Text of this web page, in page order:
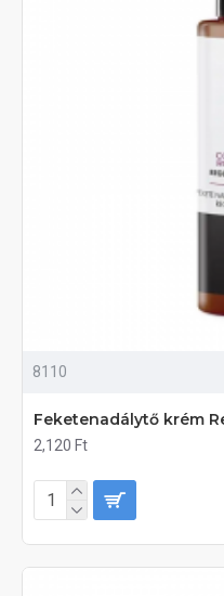
8110
Feketenadálytő krém
2,120 Ft